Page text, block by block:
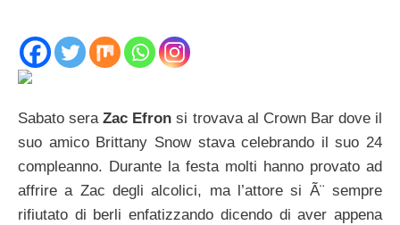
Sabato seraZac Efron si trovava al Crown Bar dove il
suo amico Brittany Snow stava celebrando il suo 24
compleanno. Durante la festa molti hanno provato ad
affrire a Zac degli alcolici, ma l’attore si Ã¨ sempre
rifiutato di berli enfatizzando dicendo di aver appena